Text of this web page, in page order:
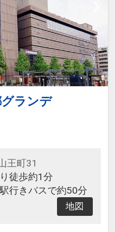
ランデ
王町31
徒歩約1分
行きバスで約50分
地図